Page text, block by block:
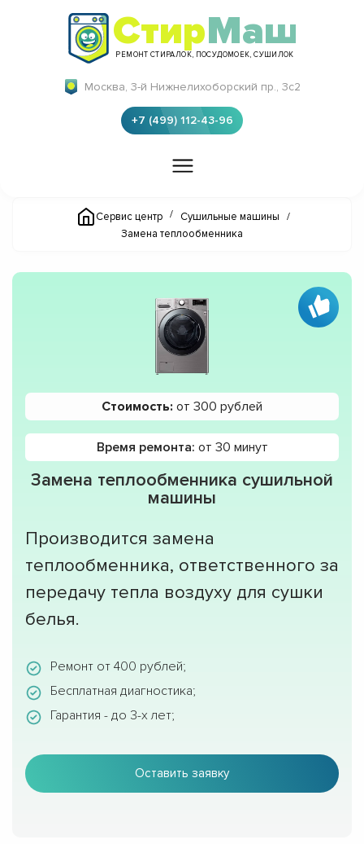
СтирМаш
РЕМОНТ СТИРАЛОК, ПОСУДОМОЕК, СУШИЛОК
Москва, 3-й Нижнелихоборский пр., 3с2
+7 (499) 112-43-96
Сервис центр / Сушильные машины
/
Замена теплообменника
Замена теплообменника сушильной
машины
Производится замена
теплообменника, ответственного за
передачу тепла воздуху для сушки
белья.
Ремонт от 400 рублей;
Бесплатная диагностика;
Гарантия - до 3-х лет;
Оставить заявку
Стоимость: от 300 рублей
Время ремонта: от 30 минут